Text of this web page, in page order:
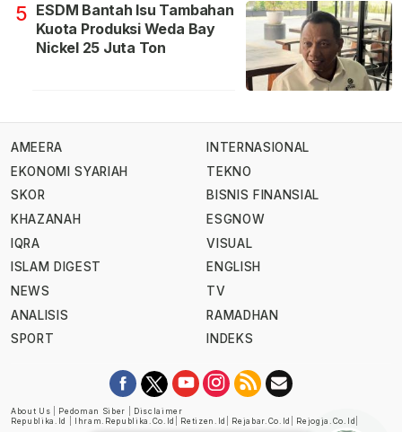
5 ESDM Bantah Isu Tambahan
Kuota Produksi Weda Bay
Nickel 25 Juta Ton
AMEERA
EKONOMI SYARIAH
SKOR
KHAZANAH
IQRA
ISLAM DIGEST
NEWS
ANALISIS
SPORT
INTERNASIONAL
TEKNO
BISNIS FINANSIAL
ESGNOW
VISUAL
ENGLISH
TV
RAMADHAN
INDEKS
About Us Pedoman Siber
Disclaimer
Republika.id
Ihram.republika.co.id Retizen.id Rejabar.co.id Rejogja.co.id